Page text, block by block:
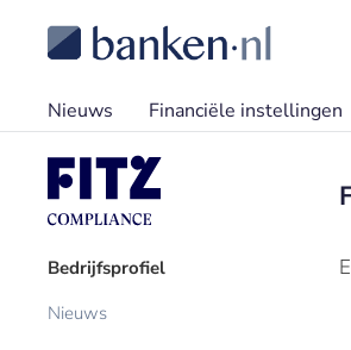
Nieuws Financiële instellingen
Bedrijfsprofiel
Nieuws